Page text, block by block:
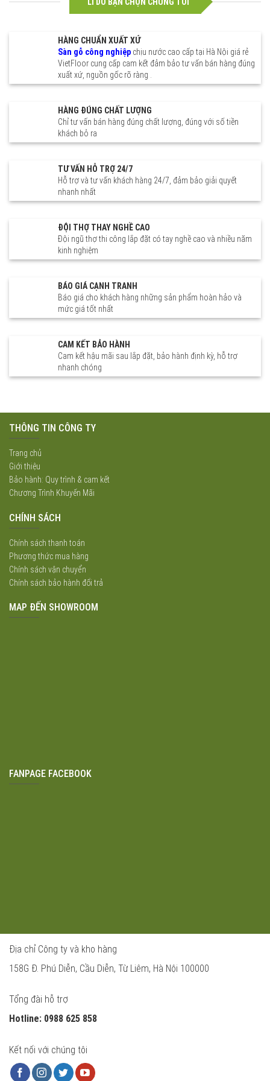
LÍ DO BẠN CHỌN CHÚNG TÔI
HÀNG CHUẨN XUẤT XỨ
Sàn gỗ công nghiệp chịu nước cao cấp tại Hà Nội giá rẻ
VietFloor cung cấp cam kết đảm bảo tư vấn bán hàng đúng
xuất xứ, nguồn gốc rõ ràng .
HÀNG ĐÚNG CHẤT LƯỢNG
Chỉ tư vấn bán hàng đúng chất lượng, đúng với số tiền
khách bỏ ra
TƯ VẤN HỖ TRỢ 24/7
Hỗ trợ và tư vấn khách hàng 24/7, đảm bảo giải quyết
nhanh nhất
ĐỘI THỢ THAY NGHỀ CAO
Đội ngũ thợ thi công lắp đặt có tay nghề cao và nhiều năm
kinh nghiệm
BÁO GIÁ CẠNH TRANH
Báo giá cho khách hàng những sản phẩm hoàn hảo và
mức giá tốt nhất
CAM KẾT BẢO HÀNH
Cam kết hậu mãi sau lắp đặt, bảo hành định kỳ, hỗ trợ
nhanh chóng
THÔNG TIN CÔNG TY
Trang chủ
Giới thiệu
Bảo hành: Quy trình & cam kết
Chương Trình Khuyến Mãi
CHÍNH SÁCH
Chính sách thanh toán
Phương thức mua hàng
Chính sách vận chuyển
Chính sách bảo hành đổi trả
MAP ĐẾN SHOWROOM
FANPAGE FACEBOOK
Địa chỉ Công ty và kho hàng
158G Đ. Phú Diễn, Cầu Diễn, Từ Liêm, Hà Nội 100000
Tổng đài hỗ trợ
Hotline: 0988 625 858
Kết nối với chúng tôi